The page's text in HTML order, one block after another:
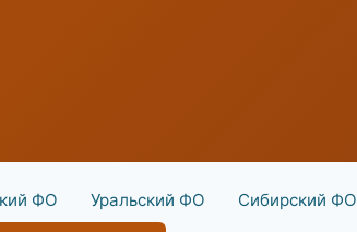
ФО Уральский ФО Сибирский ФО